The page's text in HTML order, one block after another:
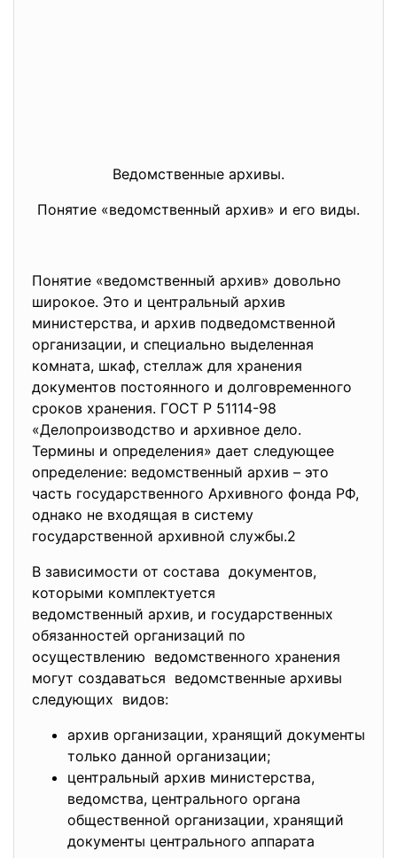
Ведомственные архивы.
Понятие «ведомственный архив» и его виды.
Понятие «ведомственный архив» довольно
широкое. Это и центральный архив
министерства, и архив подведомственной
организации, и специально выделенная
комната, шкаф, стеллаж для хранения
документов постоянного и долговременного
сроков хранения. ГОСТ Р 51114-98
«Делопроизводство и архивное дело.
Термины и определения» дает следующее
определение: ведомственный архив – это
часть государственного Архивного фонда РФ,
однако не входящая в систему
государственной архивной службы.2
В зависимости от состава документов,
которыми комплектуется
ведомственный архив, и государственных
обязанностей организаций по
осуществлению ведомственного хранения
могут создаваться ведомственные архивы
следующих видов:
архив организации, хранящий документы
только данной организации;
центральный архив министерства,
ведомства, центрального органа
общественной организации, хранящий
документы центрального аппарата